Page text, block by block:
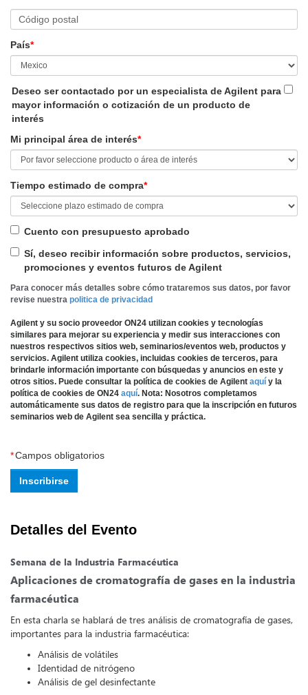
Código postal
País*
Deseo ser contactado por un especialista de Agilent para
mayor información o cotización de un producto de
interés
Mi principal área de interés*
Tiempo estimado de compra*
Cuento con presupuesto aprobado
Sí, deseo recibir información sobre productos, servicios,
promociones y eventos futuros de Agilent
Para conocer más detalles sobre cómo trataremos sus datos, por favor
revise nuestra politica de privacidad
Agilent y su socio proveedor ON24 utilizan cookies y tecnologías
similares para mejorar su experiencia y medir sus interacciones con
nuestros respectivos sitios web, seminarios/eventos web, productos y
servicios. Agilent utiliza cookies, incluidas cookies de terceros, para
brindarle información importante con búsquedas y anuncios en este y
otros sitios. Puede consultar la política de cookies de Agilent aquí y la
política de cookies de ON24 aquí. Nota: Nosotros completamos
automáticamente sus datos de registro para que la inscripción en futuros
seminarios web de Agilent sea sencilla y práctica.
*Campos obligatorios
Inscribirse
Detalles del Evento
Semana de la Industria Farmacéutica
Aplicaciones de cromatografía de gases en la industria
farmacéutica
En esta charla se hablará de tres análisis de cromatografía de gases,
importantes para la industria farmacéutica:
Análisis de volátiles
Identidad de nitrógeno
Análisis de gel desinfectante